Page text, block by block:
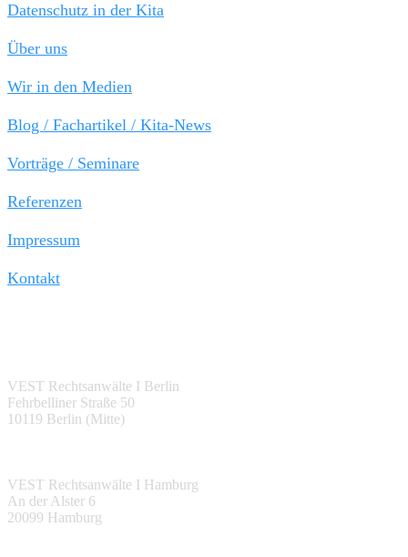
Datenschutz in der Kita
Über uns
Wir in den Medien
Blog / Fachartikel / Kita-News
Vorträge / Seminare
Referenzen
Impressum
Kontakt
VEST Rechtsanwälte I Berlin
Fehrbelliner Straße 50
10119 Berlin (Mitte)
VEST Rechtsanwälte I Hamburg
An der Alster 6
20099 Hamburg